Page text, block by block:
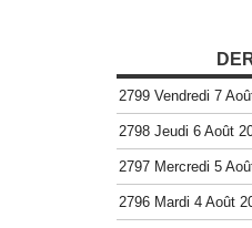
2799 Vendredi 7
2798 Jeudi 6 Août
2797 Mercredi 5
2796 Mardi 4 Août